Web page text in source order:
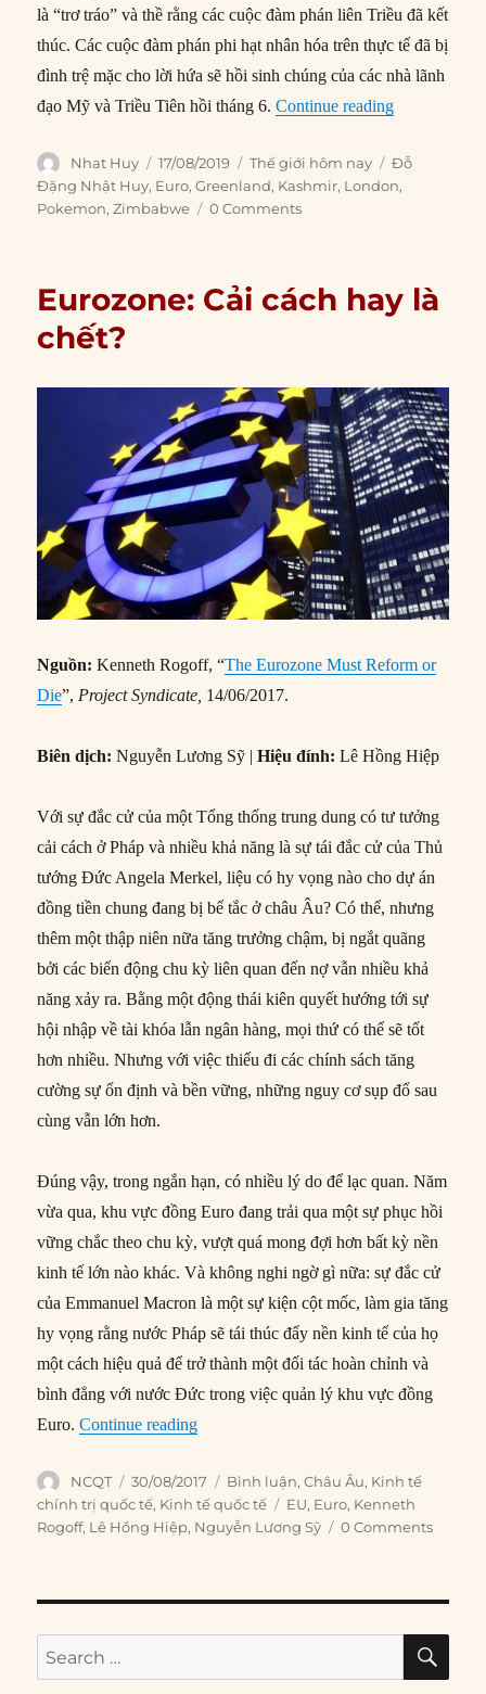
là “trơ tráo” và thề rằng các cuộc đàm phán liên Triều đã kết
thúc. Các cuộc đàm phán phi hạt nhân hóa trên thực tế đã bị
đình trệ mặc cho lời hứa sẽ hồi sinh chúng của các nhà lãnh
đạo Mỹ và Triều Tiên hồi tháng 6.Continue reading“Thế giới
Author
Nhat Huy
Posted
on
17/08/2019 Categories
Thế giới hôm nay Tags
Đỗ
Đặng Nhật Huy, Euro,Greenland, Kashmir, London,
Pokemon,Zimbabwe 0 Comments
Eurozone: Cải cách hay là
chết?
Nguồn:Kenneth Rogoff, “The Eurozone Must Reform or
Die”, Project Syndicate, 14/06/2017.
Biên dịch:Nguyễn Lương Sỹ |Hiệu đính:Lê Hồng Hiệp
Với sự đắc cử của một Tổng thống trung dung có tư tưởng
cải cách ở Pháp và nhiều khả năng là sự tái đắc cử của Thủ
tướng Đức Angela Merkel, liệu có hy vọng nào cho dự án
đồng tiền chung đang bị bế tắc ở châu Âu? Có thể, nhưng
thêm một thập niên nữa tăng trưởng chậm, bị ngắt quãng
bởi các biến động chu kỳ liên quan đến nợ vẫn nhiều khả
năng xảy ra. Bằng một động thái kiên quyết hướng tới sự
hội nhập về tài khóa lẫn ngân hàng, mọi thứ có thể sẽ tốt
hơn nhiều. Nhưng với việc thiếu đi các chính sách tăng
cường sự ổn định và bền vững, những nguy cơ sụp đổ sau
cùng vẫn lớn hơn.
Đúng vậy, trong ngắn hạn, có nhiều lý do để lạc quan. Năm
vừa qua, khu vực đồng Euro đang trải qua một sự phục hồi
vững chắc theo chu kỳ, vượt quá mong đợi hơn bất kỳ nền
kinh tế lớn nào khác. Và không nghi ngờ gì nữa: sự đắc cử
của Emmanuel Macron là một sự kiện cột mốc, làm gia tăng
hy vọng rằng nước Pháp sẽ tái thúc đẩy nền kinh tế của họ
một cách hiệu quả để trở thành một đối tác hoàn chỉnh và
bình đẳng với nước Đức trong việc quản lý khu vực đồng
Euro.Continue reading“Eurozone: Cải cách hay là chết?”
Author
NCQT
Posted
on
30/08/2017 Categories
Bình luận,Châu Âu, Kinh tế
chính trị quốc tế, Kinh tế quốc tế Tags
EU, Euro, Kenneth
Rogoff, Lê Hồng Hiệp, Nguyễn Lương Sỹ 0 Comments
Search
for: